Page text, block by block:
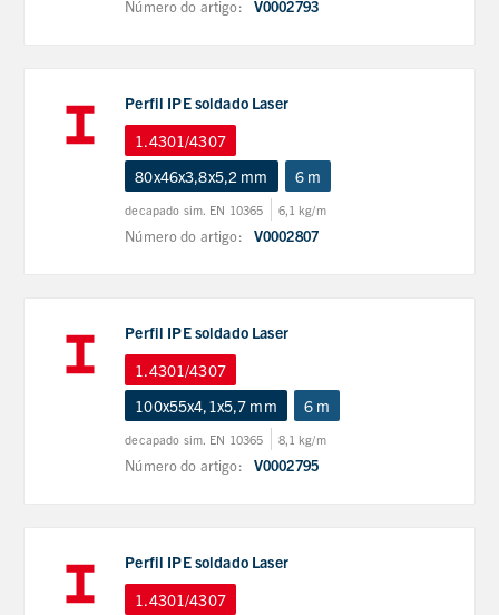
Número do artigo: V0002793
Perfil IPE soldado Laser
1.4301/4307
80x46x3,8x5,2 mm
6 m
decapado sim. EN 10365 6,1 kg/m
Número do artigo: V0002807
Perfil IPE soldado Laser
1.4301/4307
100x55x4,1x5,7 mm
6 m
decapado sim. EN 10365 8,1 kg/m
Número do artigo: V0002795
Perfil IPE soldado Laser
1.4301/4307